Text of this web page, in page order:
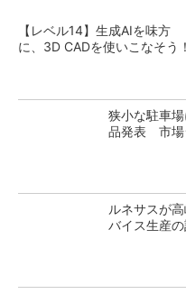
【レベル14】生成AIを味方
に、3D CADを使いこなそう！
狭小な駐車
品発表 市場
ルネサスが
バイス生産